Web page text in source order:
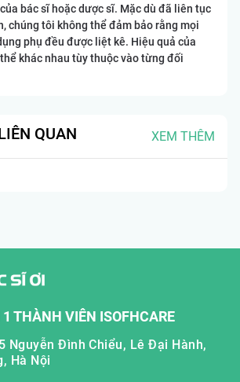
bác sĩ hoặc dược sĩ. Mặc dù đã liên tục
chúng tôi không thể đảm bảo rằng mọi
phụ đều được liệt kê. Hiệu quả của
khác nhau tùy thuộc vào từng đối
QUAN XEM THÊM
THÀNH VIÊN ISOFHCARE
Nguyễn Đình Chiểu, Lê Đại Hành,
Hà Nội